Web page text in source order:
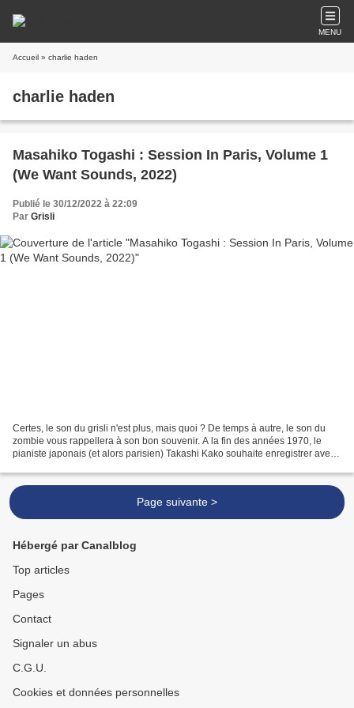
MENU
Accueil » charlie haden
charlie haden
Masahiko Togashi : Session In Paris, Volume 1
(We Want Sounds, 2022)
Publié le 30/12/2022 à 22:09
Par Grisli
Certes, le son du grisli n'est plus, mais quoi ? De temps à autre, le son du
zombie vous rappellera à son bon souvenir. A la fin des années 1970, le
pianiste japonais (et alors parisien) Takashi Kako souhaite enregistrer avec
Page suivante >
Hébergé par Canalblog
Top articles
Pages
Contact
Signaler un abus
C.G.U.
Cookies et données personnelles